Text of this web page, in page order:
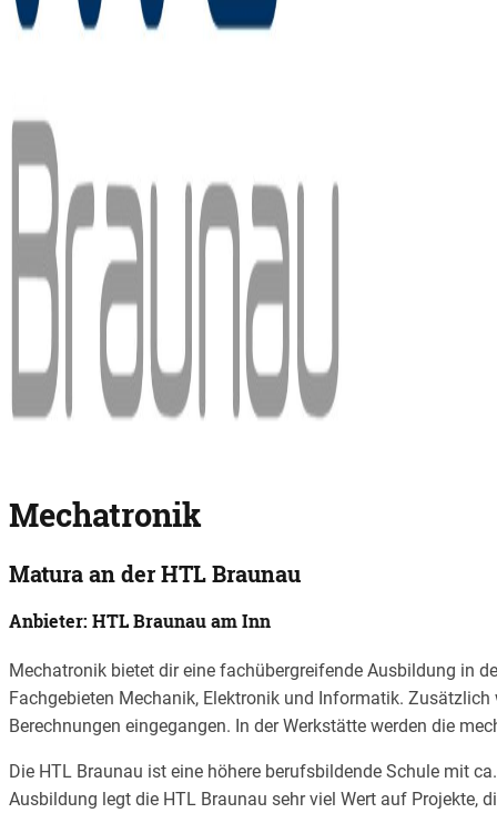
Mechatronik
Matura an der HTL Braunau
Anbieter: HTL Braunau am Inn
Mechatronik bietet dir eine fachübergreifende Ausbildung in
Fachgebieten Mechanik, Elektronik und Informatik.
Berechnungen eingegangen. In der Werkstätte werden die
Die HTL Braunau ist eine höhere berufsbildende Schule mit
Ausbildung legt die HTL Braunau sehr viel Wert auf Projekte,